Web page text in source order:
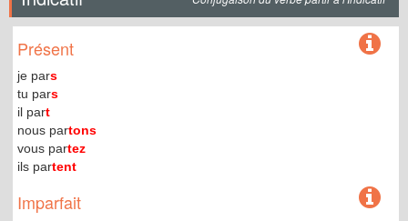
Présent
je pars
tu pars
il part
nous partons
vous partez
ils partent
Imparfait